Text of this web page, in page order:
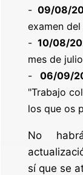
Valoramos
POLÍTICA DE
-09/08/
examen
- 10/08/
mes de julio
- 06/09/
"Trabajo
los que os
No
sí que se